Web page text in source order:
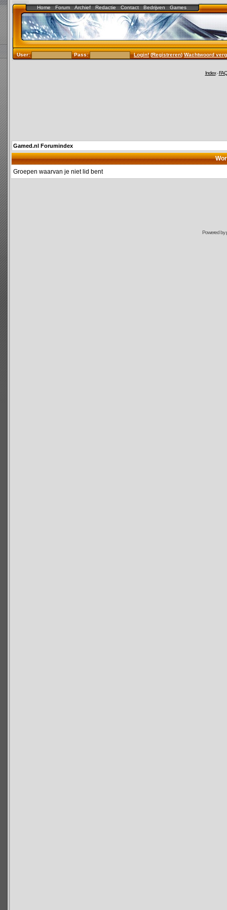
Home Forum Archief Redactie Contact Bedrijven Games
User: Pass: Login!(Registreren)Wachtwoord
Index-FAQ
Gamed.nl Forumindex
Groepen waarvan je niet lid bent
Powered by